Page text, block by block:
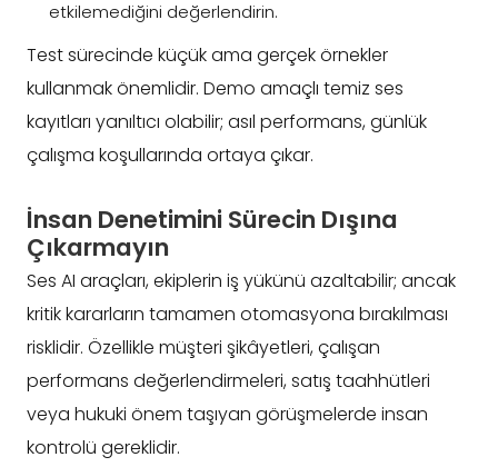
etkilemediğini değerlendirin.
Test sürecinde küçük ama gerçek örnekler
kullanmak önemlidir. Demo amaçlı temiz ses
kayıtları yanıltıcı olabilir; asıl performans, günlük
çalışma koşullarında ortaya çıkar.
İnsan Denetimini Sürecin Dışına
Çıkarmayın
Ses AI araçları, ekiplerin iş yükünü azaltabilir; ancak
kritik kararların tamamen otomasyona bırakılması
risklidir. Özellikle müşteri şikâyetleri, çalışan
performans değerlendirmeleri, satış taahhütleri
veya hukuki önem taşıyan görüşmelerde insan
kontrolü gereklidir.